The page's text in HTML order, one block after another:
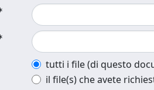
tutti i file (di questo
il file(s) che avete